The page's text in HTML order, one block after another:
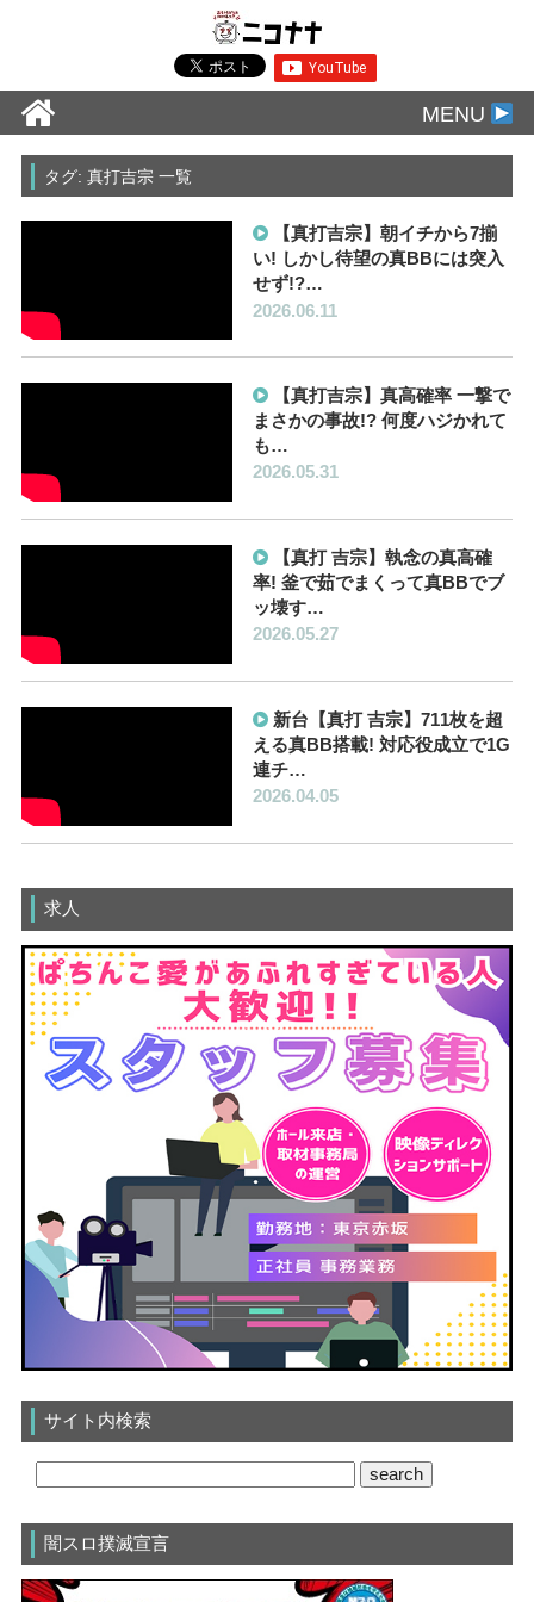
MENU
タグ: 真打吉宗 一覧
【真打吉宗】朝イチから7揃
い! しかし待望の真BBには突入
せず!?…
2026.06.11
【真打吉宗】真高確率 一撃で
まさかの事故!? 何度ハジかれて
も…
2026.05.31
【真打 吉宗】執念の真高確
率! 釜で茹でまくって真BBでブ
ッ壊す…
2026.05.27
新台【真打 吉宗】711枚を超
える真BB搭載! 対応役成立で1G
連チ…
2026.04.05
求人
サイト内検索
闇スロ撲滅宣言